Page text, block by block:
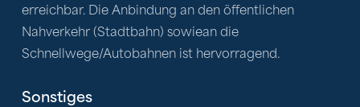
erreichbar. Die Anbindung an den öffentlichen
Nahverkehr (Stadtbahn) sowiean die
Schnellwege/Autobahnen ist hervorragend.
Sonstiges